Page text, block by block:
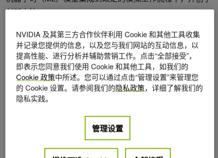
创新方法。
这些混合方法旨在通过利用人工智能的预测能力来提高数值
模拟的准确性和效率，同时保持传统数值方法的物理准确
性。
“为了研究集成式机器学习模拟工作流程，我们的团队一直在
开发一种完全可微且高度通用的格子玻尔兹曼求解器，该求
尼黑工业大学 AER 部门主管亚当斯博士表示。
“通过将 ML 算法（尤其是 FNO）动态集成到我们的 LBM 框
NVIDIA 及其第三方合作伙伴利用 Cookie 和其他工具收集
并记录您提供的信息，以及您与我们网站的互动信息，以
提高性能、进行分析并辅助营销工作。点击“全部接受”，
即表示您同意我们使用 Cookie 和其他工具，如我们的
Cookie 政策中所述。您可以通过点击“管理设置”来管理您
的 Cookie 设置。请参阅我们的隐私政策，详细了解我们的
隐私实践。
管理设置